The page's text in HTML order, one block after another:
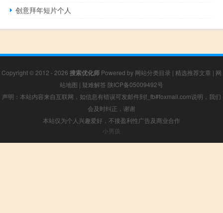
创意拜年短片个人
Copyright © 2012 - 2026 搜索优化师 Powered by 网站分类目录 | 精选推荐文章 | 网
站地图 | 疑难解答 陕ICP备05009492号
声明：本站内容来自互联网，如信息有错误可发邮件到f_fb#foxmail.com说明，我们
会及时纠正，谢谢
本站仅为个人兴趣爱好，不接盈利性广告及商业合作
小男孩